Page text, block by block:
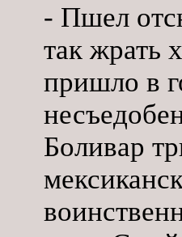
- Пшел
так жрать
пришло в
Боливар